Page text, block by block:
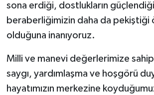
sona erdiği, dostlukların
beraberliğimizin daha da pekiştiği
olduğuna inanıyoruz.
Milli ve manevi değerlerimize
saygı, yardımlaşma ve hoşgörü
hayatımızın merkezine